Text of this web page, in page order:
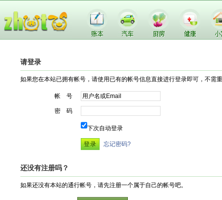
请登录
如果您在本站已拥有帐号，请使用已有的帐号信息直接进行登录即可，不需
帐 号
密 码
下次自动登录
忘记密码?
还没有注册吗？
如果还没有本站的通行帐号，请先注册一个属于自己的帐号吧。